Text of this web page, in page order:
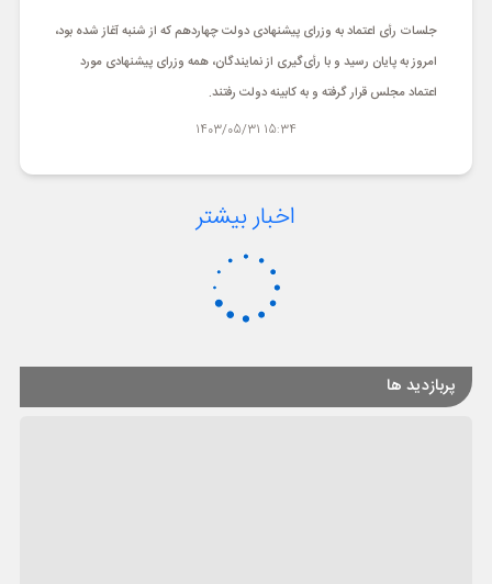
پربازدید ها
جلسات رأی اعتماد به وزرای پیشنهادی دولت چهاردهم که از شنبه آغاز شده بود،
امروز به پایان رسید و با رأی‌گیری از نمایندگان، همه وزرای پیشنهادی مورد
اعتماد مجلس قرار گرفته و به کابینه دولت رفتند.
15:34 1403/05/31
اخبار بیشتر